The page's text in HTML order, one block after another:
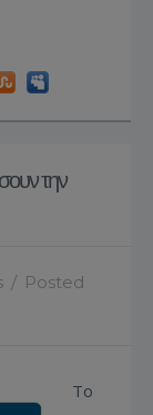
την
/ Posted
Το